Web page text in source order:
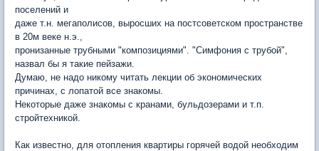
поселений и
даже т.н. мегаполисов, выросших на постсоветском пространстве
в 20м веке н.э.,
пронизанные трубными "композициями". "Симфония с трубой",
назвал бы я такие пейзажи.
Думаю, не надо никому читать лекции об экономических
причинах, с лопатой все знакомы.
Некоторые даже знакомы с кранами, бульдозерами и т.п.
стройтехникой.
Как известно, для отопления квартиры горячей водой необходим